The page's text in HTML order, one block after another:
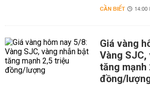
CẦN BIẾT 14:00
Giá vàng
Vàng SJC,
tăng mạnh
đồng/